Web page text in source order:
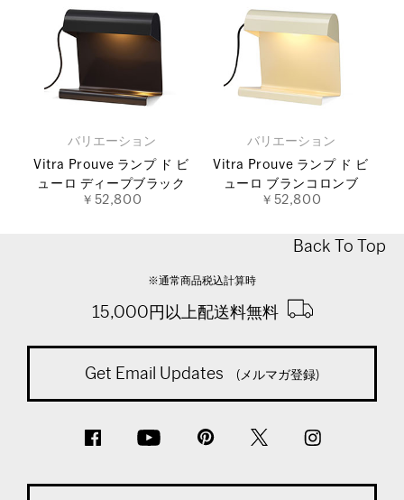
バリエーション
Vitra Prouve ランプ ド ビ
ューロ ディープブラック
￥52,800
バリエーション
Vitra Prouve ランプ ド ビ
ューロ ブランコロンブ
￥52,800
Back To Top
※通常商品税込計算時
15,000円以上配送料無料
Get Email Updates (メルマガ登録)